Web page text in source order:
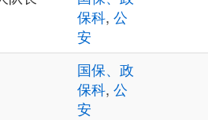
保科, 公
安
国保、政
保科, 公
安